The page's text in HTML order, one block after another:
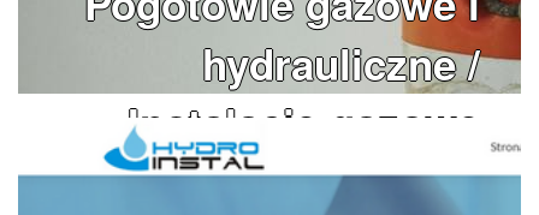
hydrauliczne /
Instalacje gazowe
Kraków